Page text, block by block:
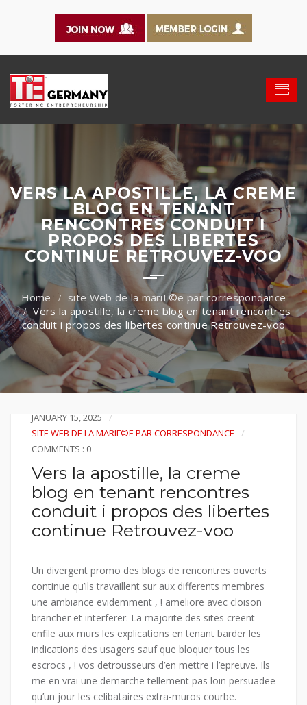
VERS LA APOSTILLE, LA CREME
BLOG EN TENANT
RENCONTRES CONDUIT I
PROPOS DES LIBERTES
CONTINUE RETROUVEZ-VOO
site Web de la mariГ©e par correspondance
Vers la apostille, la creme blog en tenant rencontres
conduit i propos des libertes continue Retrouvez-voo
JANUARY 15, 2025
SITE WEB DE LA MARIГ©E PAR CORRESPONDANCE
COMMENTS : 0
Vers la apostille, la creme
blog en tenant rencontres
conduit i propos des libertes
continue Retrouvez-voo
Un divergent promo des blogs de rencontres ouverts
continue qu’ils travaillent sur aux differents membres
une ambiance evidemment , ! ameliore avec cloison
brancher et interferer. La majorite des sites creent
enfile aux murs les explications en tenant barder les
indications des usagers sauf que bloquer tous les
escrocs , ! vos detrousseurs d’en mettre i l’epreuve. Ils
me en vrai une demarche tellement pas loin persuadee
qu’un jour les celibataires extra-muros courbe.